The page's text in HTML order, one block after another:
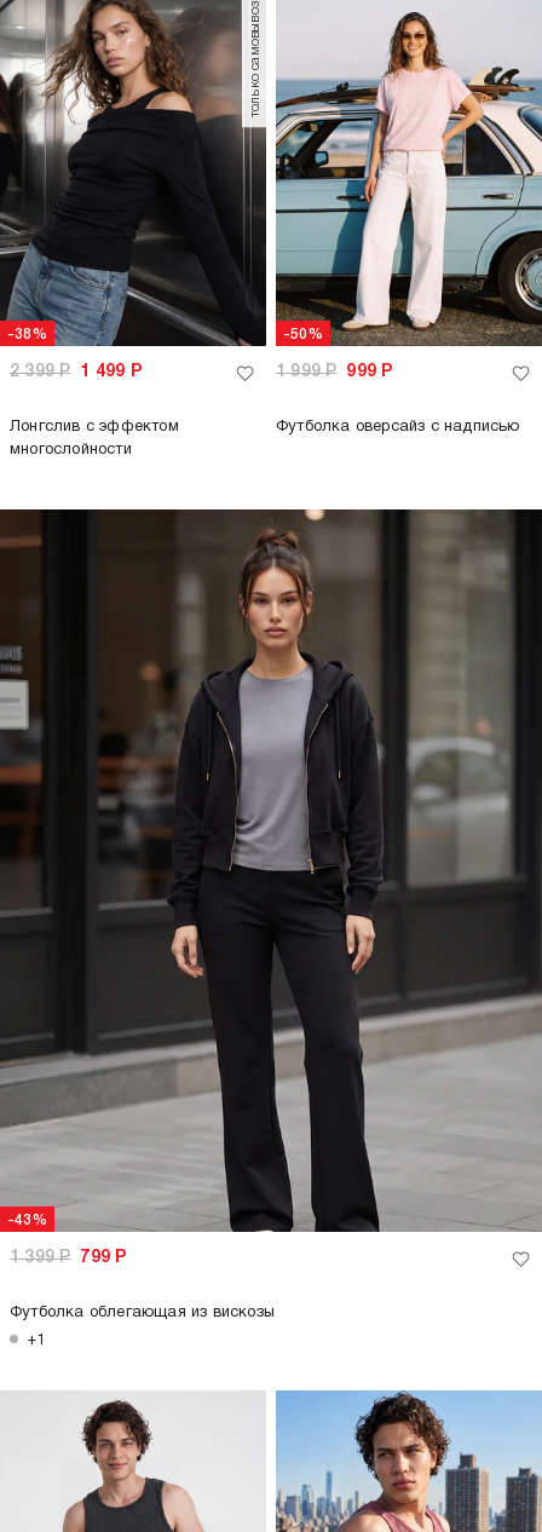
-38%
только самовывоз
2 399Р 1 499 Р
Лонгслив с эффектом
многослойности
-50%
1 999Р 999 Р
Футболка оверсайз с надписью
-43%
1 399Р 799 Р
Футболка облегающая из вискозы
+1